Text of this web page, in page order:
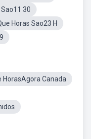
30
Horas Sao23 H
HorasAgora Canada